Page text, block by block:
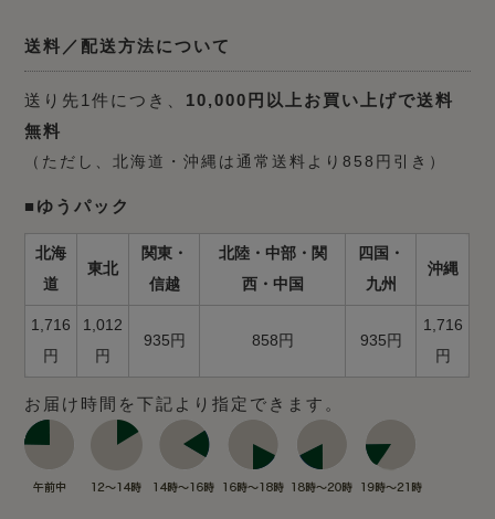
送料／配送方法について
送り先1件につき、 10,000円以上お買い上げで送料
無料
（ただし、北海道・沖縄は通常送料より858円引き）
■ゆうパック
北海
道
東北
関東・
信越
北陸・中部・関
西・中国
四国・
九州
沖縄
1,716
円
1,012
円
935円 858円 935円
1,716
円
お届け時間を下記より指定できます。